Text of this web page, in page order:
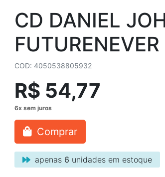
CD DANIEL
FUTURENEVER
COD: 4050538805932
R$ 54,77
Comprar
apenas 6 unidades em estoque